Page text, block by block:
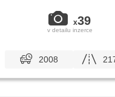
x39
v detailu inzerce
2008